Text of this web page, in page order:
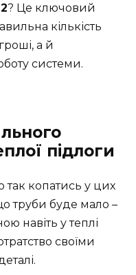
? Це ключовий
кількість
а й
системи.
підлоги
так копатись у цих
труби буде мало –
навіть у теплі
своїми